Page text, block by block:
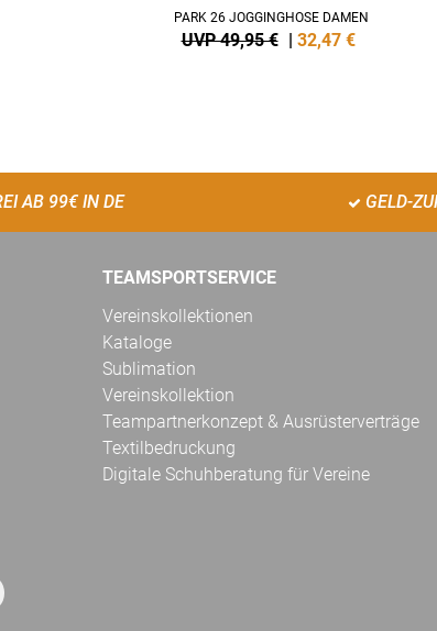
PARK 26 JOGGINGHOSE DAMEN
UVP 49,95 € | 32,47 €
AB 99€ IN DE GELD-
TEAMSPORTSERVICE
Vereinskollektionen
Kataloge
Sublimation
Vereinskollektion
Teampartnerkonzept & Ausrüsterverträge
Textilbedruckung
Digitale Schuhberatung für Vereine